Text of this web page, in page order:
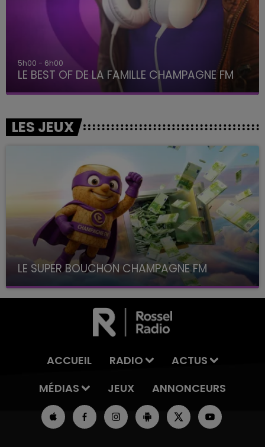
5h00 - 6h00
LE BEST OF DE LA FAMILLE CHAMPAGNE FM
LES JEUX
LE SUPER BOUCHON CHAMPAGNE FM
avec La Famille Champagne FM, à 8H10
ACCUEIL RADIO
ACTUS
MÉDIAS
JEUX ANNONCEURS